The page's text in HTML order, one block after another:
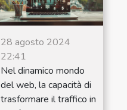
28 agosto 2024
22:41
Nel dinamico mondo
del web, la capacità di
trasformare il traffico in